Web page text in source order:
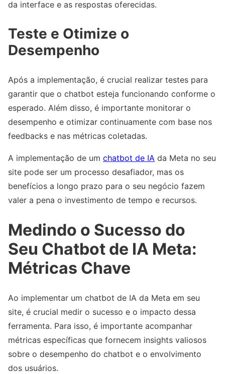
da interface e as respostas oferecidas.
Teste e Otimize o
Desempenho
Após a implementação, é crucial realizar testes para
garantir que o chatbot esteja funcionando conforme o
esperado. Além disso, é importante monitorar o
desempenho e otimizar continuamente com base nos
feedbacks e nas métricas coletadas.
A implementação de um chatbot de IA da Meta no seu
site pode ser um processo desafiador, mas os
benefícios a longo prazo para o seu negócio fazem
valer a pena o investimento de tempo e recursos.
Medindo o Sucesso do
Seu Chatbot de IA Meta:
Métricas Chave
Ao implementar um chatbot de IA da Meta em seu
site, é crucial medir o sucesso e o impacto dessa
ferramenta. Para isso, é importante acompanhar
métricas específicas que fornecem insights valiosos
sobre o desempenho do chatbot e o envolvimento
dos usuários.